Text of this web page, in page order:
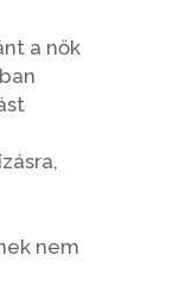
a nők
nem